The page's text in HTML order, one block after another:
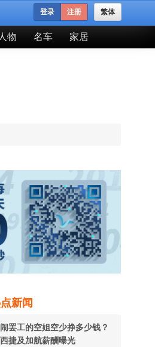
繁体
登录 注册
人物 名车 家居
新闻
闹罢工的空姐空少挣多少钱？
西捷及加航薪酬曝光